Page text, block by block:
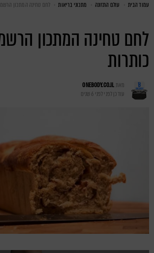
You are here:
עמוד הבית עולם התזונה מתכוני בריאות לחם טחינה המתכון הרשמי שעושה
לחם טחינה המתכון
כותרות
מאתONEBODY.CO.IL
עודכן לפנילפני 6 שנים